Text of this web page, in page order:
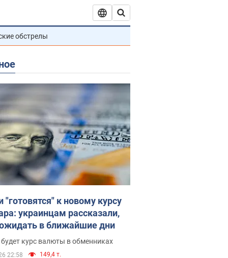
обстрелы
"готовятся" к новому курсу
украинцам рассказали,
в ближайшие дни
курс валюты в обменниках
22:58 149,4 т.